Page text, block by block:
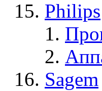
Philips
Sagem